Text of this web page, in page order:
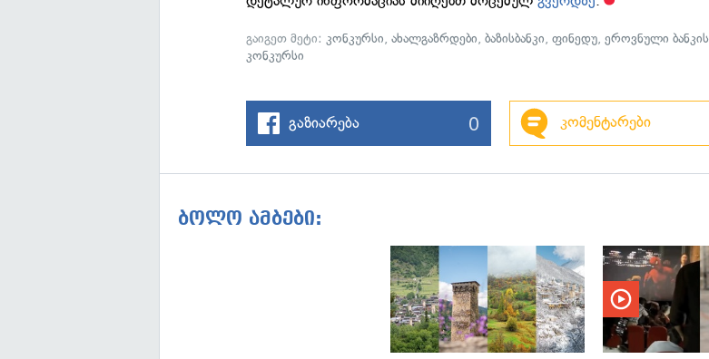
გაიგეთ მეტი:კონკურსი,ახალგაზრდები,ბაზისბანკი,ფინედუ,ეროვნული ბანკის
კონკურსი
გაზიარება 0 კომენტარები
ბოლო ამბები:
გადახედვა